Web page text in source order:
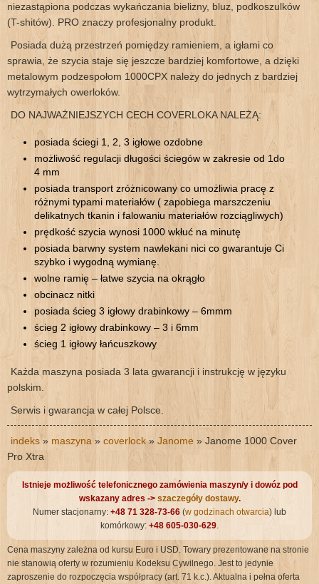
niezastąpiona podczas wykańczania bielizny, bluz, podkoszulków
(T-shitów). PRO znaczy profesjonalny produkt.
Posiada dużą przestrzeń pomiędzy ramieniem, a igłami co
sprawia, że szycia staje się jeszcze bardziej komfortowe, a dzięki
metalowym podzespołom 1000CPX należy do jednych z bardziej
wytrzymałych owerloków.
DO NAJWAŻNIEJSZYCH CECH COVERLOKA NALEŻĄ:
posiada ściegi 1, 2, 3 igłowe ozdobne
możliwość regulacji długości ściegów w zakresie od 1do
4 mm
posiada transport zróżnicowany co umożliwia pracę z
różnymi typami materiałów ( zapobiega marszczeniu
delikatnych tkanin i falowaniu materiałów rozciągliwych)
prędkość szycia wynosi 1000 wkłuć na minutę
posiada barwny system nawlekani nici co gwarantuje Ci
szybko i wygodną wymianę.
wolne ramię – łatwe szycia na okrągło
obcinacz nitki
posiada ścieg 3 igłowy drabinkowy – 6mmm
ścieg 2 igłowy drabinkowy – 3 i 6mm
ścieg 1 igłowy łańcuszkowy
Każda maszyna posiada 3 lata gwarancji i instrukcję w języku
polskim.
Serwis i gwarancja w całej Polsce.
indeks» maszyna » coverlock» Janome » Janome 1000 Cover
Pro Xtra
Istnieje możliwość telefonicznego zamówienia maszyn/y i dowóz pod
wskazany adres -> szaczegóły dostawy.
Numer stacjonarny: +48 71 328-73-66 (w godzinach otwarcia) lub
komórkowy: +48 605-030-629.
Cena maszyny zależna od kursu Euro i USD. Towary prezentowane na stronie
nie stanowią oferty w rozumieniu Kodeksu Cywilnego. Jest to jedynie
zaproszenie do rozpoczęcia współpracy (art. 71 k.c.). Aktualna i pełna oferta